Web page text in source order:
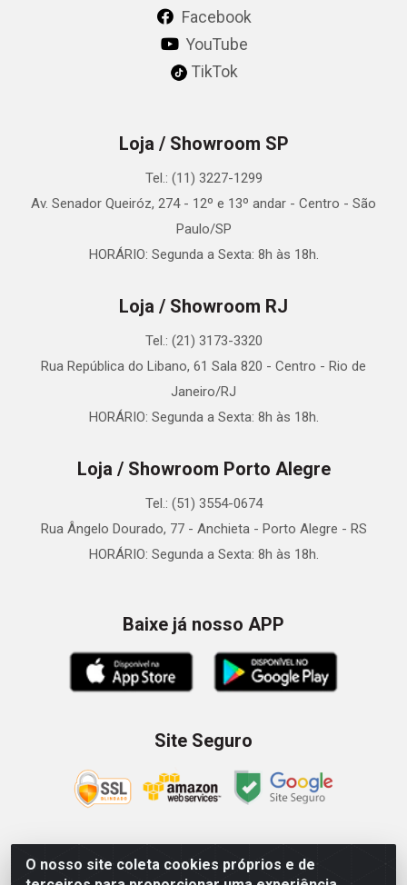
O nosso site coleta cookies próprios e de
Facebook
YouTube
TikTok
Loja / Showroom SP
Tel.: (11) 3227-1299
Av. Senador Queiróz, 274 - 12º e 13º andar - Centro - São
Paulo/SP
HORÁRIO: Segunda a Sexta: 8h às 18h.
Loja / Showroom RJ
Tel.: (21) 3173-3320
Rua República do Libano, 61 Sala 820 - Centro - Rio de
Janeiro/RJ
HORÁRIO: Segunda a Sexta: 8h às 18h.
Loja / Showroom Porto Alegre
Tel.: (51) 3554-0674
Rua Ângelo Dourado, 77 - Anchieta - Porto Alegre - RS
HORÁRIO: Segunda a Sexta: 8h às 18h.
Baixe já nosso APP
Site Seguro
Zein Importação e Comércio LTDA - Av. Senador Queiróz, 274